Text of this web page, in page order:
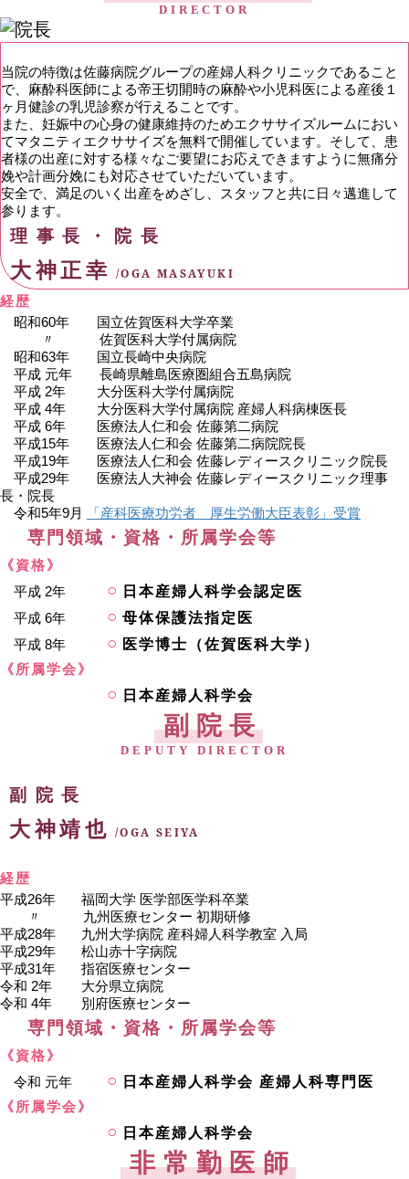
DIRECTOR
当院の特徴は佐藤病院グループの産婦人科クリニックであること
で、麻酔科医師による帝王切開時の麻酔や小児科医による産後１
ヶ月健診の乳児診察が行えることです。
また、妊娠中の心身の健康維持のためエクササイズルームにおい
てマタニティエクササイズを無料で開催しています。そして、患
者様の出産に対する様々なご要望にお応えできますように無痛分
娩や計画分娩にも対応させていただいています。
安全で、満足のいく出産をめざし、スタッフと共に日々邁進して
参ります。
理事長・院長
大神正幸 /OGA MASAYUKI
経歴
昭和60年 国立佐賀医科大学卒業
〃 佐賀医科大学付属病院
昭和63年 国立長崎中央病院
平成 元年 長崎県離島医療圏組合五島病院
平成 2年 大分医科大学付属病院
平成 4年 大分医科大学付属病院 産婦人科病棟医長
平成 6年 医療法人仁和会 佐藤第二病院
平成15年 医療法人仁和会 佐藤第二病院院長
平成19年 医療法人仁和会 佐藤レディースクリニック院長
平成29年 医療法人大神会 佐藤レディースクリニック理事
長・院長
令和5年9月
「産科医療功労者 厚生労働大臣表彰」受賞
専門領域・資格・所属学会等
《資格》
平成 2年
日本産婦人科学会認定医
平成 6年
母体保護法指定医
平成 8年
医学博士（佐賀医科大学）
《所属学会》
日本産婦人科学会
副院長
DEPUTY DIRECTOR
副院長
大神靖也 /OGA SEIYA
経歴
平成26年 福岡大学 医学部医学科卒業
〃 九州医療センター 初期研修
平成28年 九州大学病院 産科婦人科学教室 入局
平成29年 松山赤十字病院
平成31年 指宿医療センター
令和 2年 大分県立病院
令和 4年 別府医療センター
専門領域・資格・所属学会等
《資格》
令和 元年 日本産婦人科学会 産婦人科専門医
《所属学会》
日本産婦人科学会
非常勤医師